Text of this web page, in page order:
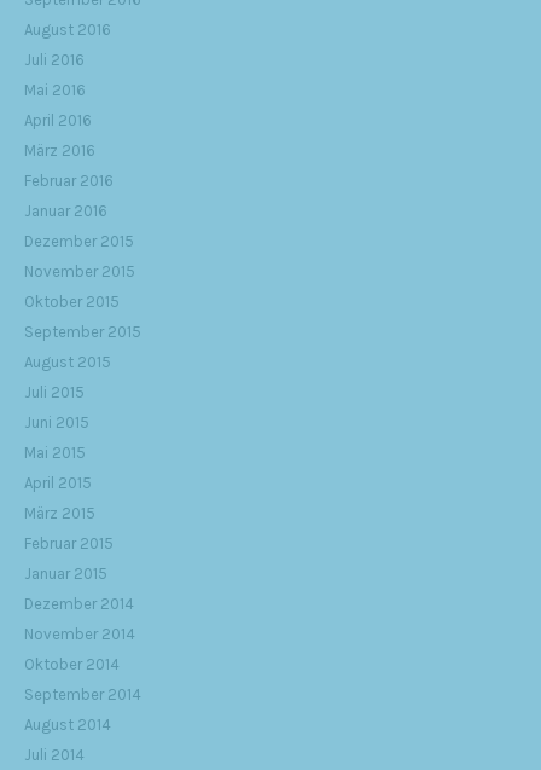
August 2016
Juli 2016
Mai 2016
April 2016
März 2016
Februar 2016
Januar 2016
Dezember 2015
November 2015
Oktober 2015
September 2015
August 2015
Juli 2015
Juni 2015
Mai 2015
April 2015
März 2015
Februar 2015
Januar 2015
Dezember 2014
November 2014
Oktober 2014
September 2014
August 2014
Juli 2014